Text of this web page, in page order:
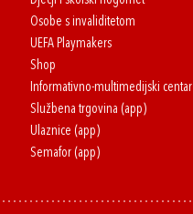
Osobe s invaliditetom
UEFA Playmakers
Shop
Informativno-multimedijski centar
Službena trgovina (app)
Ulaznice (app)
Semafor (app)